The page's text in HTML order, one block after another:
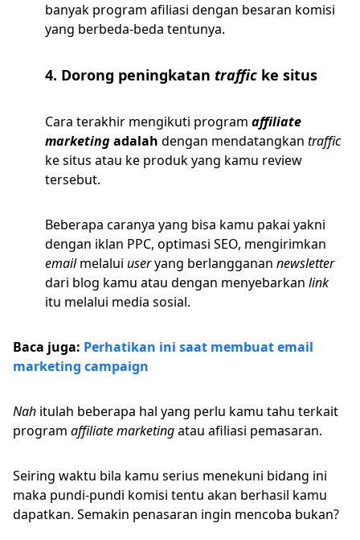
banyak program afiliasi dengan besaran komisi
yang berbeda-beda tentunya.
4. Dorong peningkatan traffic ke situs
Cara terakhir mengikuti program affiliate
marketingadalah dengan mendatangkan traffic
ke situs atau ke produk yang kamu review
tersebut.
Beberapa caranya yang bisa kamu pakai yakni
dengan iklan PPC, optimasi SEO, mengirimkan
emailmelalui useryang berlangganan newsletter
dari blog kamu atau dengan menyebarkan link
itu melalui media sosial.
Baca juga: Perhatikan ini saat membuat email
marketing campaign
Nah itulah beberapa hal yang perlu kamu tahu terkait
program affiliate marketingatau afiliasi pemasaran.
Seiring waktu bila kamu serius menekuni bidang ini
maka pundi-pundi komisi tentu akan berhasil kamu
dapatkan. Semakin penasaran ingin mencoba bukan?